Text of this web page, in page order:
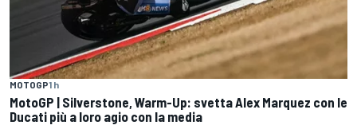
MOTOGP1 h
MotoGP | Silverstone, Warm-Up: svetta Alex Marquez con le
Ducati più a loro agio con la media